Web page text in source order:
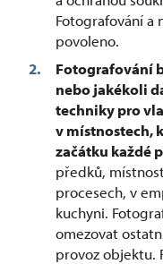
Fotografování a
povoleno.
Fotografování
nebo jakékoli
techniky pro
v místnostech,
začátku každé
předků,
procesech, v
kuchyni.
omezovat
provoz objektu.